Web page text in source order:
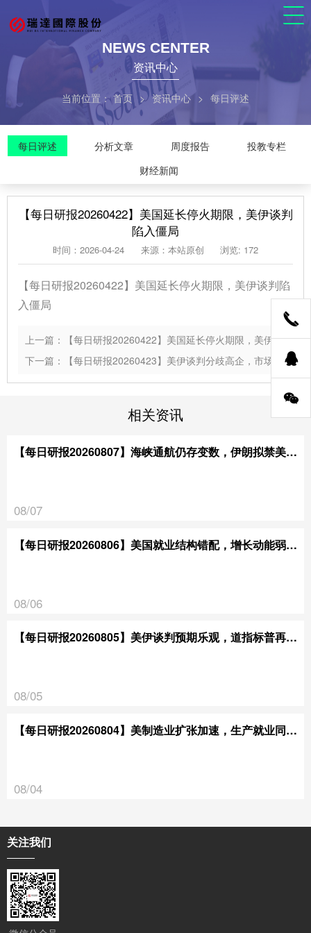
NEWS CENTER
资讯中心
当前位置：首页 > 资讯中心 > 每日评述
每日评述 分析文章 周度报告
投教专栏
财经新闻
【每日研报20260422】美国延长停火期限，美伊谈判
陷入僵局
时间：2026-04-24 来源：本站原创 浏览: 172
【每日研报20260422】美国延长停火期限，美伊谈判陷
入僵局
上一篇：【每日研报20260422】美国延长停火期限，美伊谈判陷入僵局
相关资讯
【每日研报20260807】海峡通航仍存变数，伊朗拟禁美以通行
08/07
【每日研报20260806】美国就业结构错配，增长动能弱于预期
08/06
【每日研报20260805】美伊谈判预期乐观，道指标普再创新高
08/05
【每日研报20260804】美制造业扩张加速，生产就业同步走强
08/04
关注我们